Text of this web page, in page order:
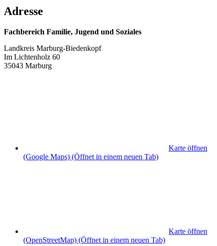
Adresse
Fachbereich Familie, Jugend und Soziales
Landkreis Marburg-Biedenkopf
Im Lichtenholz 60
35043 Marburg
Karte öffnen
(Google Maps) (Öffnet in einem neuen Tab)
Karte öffnen
(OpenStreetMap) (Öffnet in einem neuen Tab)